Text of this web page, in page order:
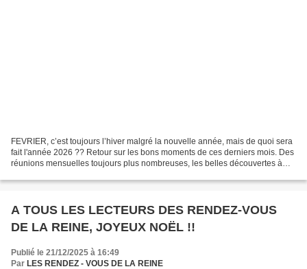
FEVRIER, c’est toujours l’hiver malgré la nouvelle année, mais de quoi sera
fait l'année 2026 ?? Retour sur les bons moments de ces derniers mois. Des
réunions mensuelles toujours plus nombreuses, les belles découvertes à
A TOUS LES LECTEURS DES RENDEZ-VOUS
DE LA REINE, JOYEUX NOËL !!
Publié le 21/12/2025 à 16:49
Par LES RENDEZ - VOUS DE LA REINE